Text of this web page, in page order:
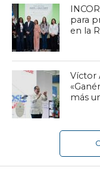
para
en la
Víctor
más